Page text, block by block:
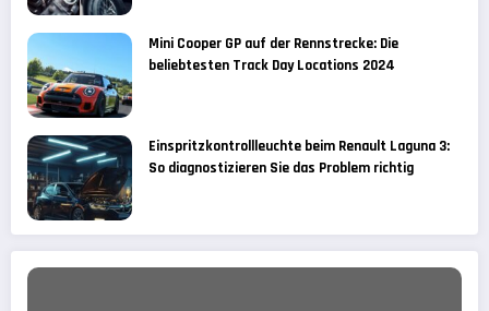
Mini Cooper GP auf der Rennstrecke: Die
beliebtesten Track Day Locations 2024
Einspritzkontrollleuchte beim Renault Laguna 3:
So diagnostizieren Sie das Problem richtig